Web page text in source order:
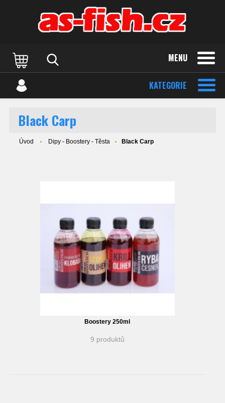
MENU
KATEGORIE
Black Carp
Úvod Dipy - Boostery - Těsta Black Carp
Boostery 250ml
9 produktů